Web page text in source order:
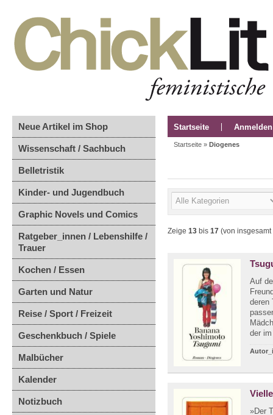
Neue Artikel im Shop
Wissenschaft / Sachbuch
Belletristik
Kinder- und Jugendbuch
Graphic Novels und Comics
Ratgeber_innen / Lebenshilfe /
Trauer
Kochen / Essen
Garten und Natur
Reise / Sport / Freizeit
Geschenkbuch / Spiele
Malbücher
Kalender
Notizbuch
Startseite Anmelden
Startseite » Diogenes
Zeige 13 bis 17 (von insgesamt
Auf
deren
der
»Der